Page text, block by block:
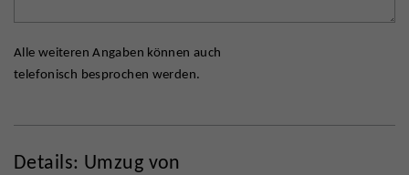
Alle weiteren Angaben können auch
telefonisch besprochen werden.
Details: Umzug von